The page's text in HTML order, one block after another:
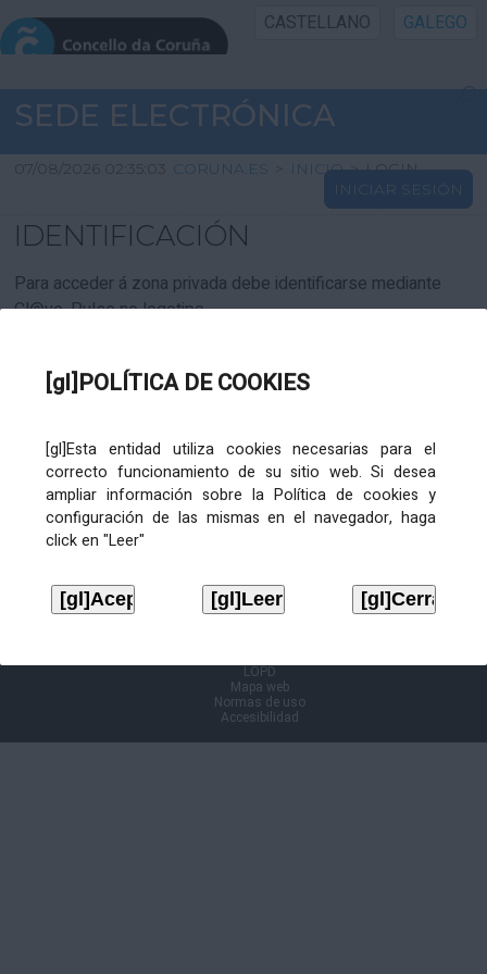
[gl]POLÍTICA DE COOKIES
[gl]Esta entidad utiliza cookies necesarias para el
correcto funcionamiento de su sitio web. Si desea
ampliar información sobre la Política de cookies y
configuración de las mismas en el navegador, haga
click en "Leer"
CASTELLANO GALEGO
INICIO SEDE
INICIO
INFORMACIÓN PÚBLICA
CARTAFOL CIDADÁN
SEDE ELECTRÓNICA
07/08/2026 02:35:03 CORUNA.ES > INICIO > LOGIN
INICIAR SESIÓN
IDENTIFICACIÓN
Para acceder á zona privada debe identificarse mediante
Cl@ve. Pulse no logotipo
LOPD
Mapa web
Normas de uso
Accesibilidad